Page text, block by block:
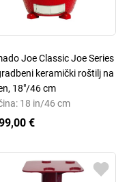
Joe Classic Joe Series
keramički roštilj na
18"/46 cm
18 in/46 cm
€